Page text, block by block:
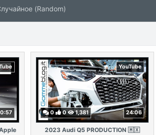
(Random)
0:57
YouTube
0 0 1,381 24:06
2023 Audi Q5 PRODUCTION 🇲🇽